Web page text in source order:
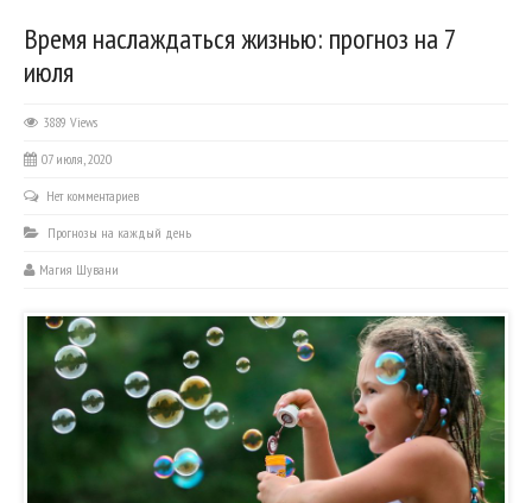
Время наслаждаться жизнью: прогноз на 7
июля
3889 Views
07 июля, 2020
Нет комментариев
Прогнозы на каждый день
Магия Шувани